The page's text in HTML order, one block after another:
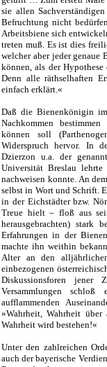
sie allen
Befruchtung nicht
Arbeitsbiene sich
treten muß. Es ist dies
welcher aber jeder genaue
können, als der
Denn alle räthselhaften
einfach erklärt.«
Daß die Bienenkönigin
Nachkommen
können soll
Widerspruch hervor. In
Dzierzon u.a. der
Universität Breslau lehrte
nachweisen konnte. An
selbst in Wort und Schrift.
in der Eichstädter bzw.
Treue hielt – floß aus
herausgebrachten) stark
Erfahrungen in der
machte ihn weithin
Alter an den
einbezogenen
Diskussionsforen jener
Versammlungen
aufflammenden
»Wahrheit, Wahrheit
Wahrheit wird bestehen!«
Unter den zahlreichen
auch der bayerische